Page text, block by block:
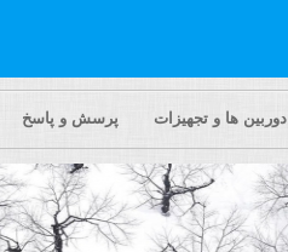
دوربین ها و تجهیزات پرسش و پاسخ